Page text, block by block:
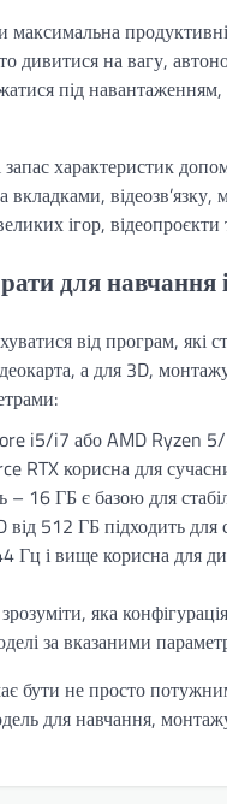
максимальна
дивитися на вагу,
під
характеристик
вкладками,
ігор,
для навчання
від програм, які
а для 3D,
i5/i7 або AMD Ryzen 5/
RTX корисна для
– 16 ГБ є базою для
від 512 ГБ підходить
Гц і вище корисна для
яка
за вказаними
бути не просто
для навчання,